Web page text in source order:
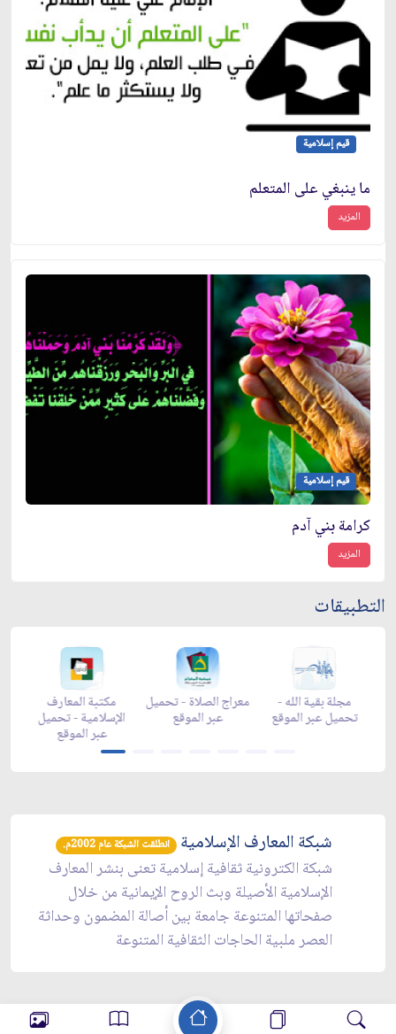
قيم إسلامية
ما ينبغي على المتعلم
المزيد
قيم إسلامية
كرامة بني آدم
المزيد
التطبيقات
مكتبة المعارف
الإسلامية -
عبر الموقع
معراج الصلاة - تحميل
عبر الموقع
مجلة بقية الله -
تحميل عبر الموقع
رمضان -
الموقع
شبكة المعارف الإسلامية انطلقت الشبكة عام 2002م.
شبكة الكترونية ثقافية إسلامية تعنى بنشر المعارف
الإسلامية الأصيلة وبث الروح الإيمانية من خلال
صفحاتها المتنوعة جامعة بين أصالة المضمون وحداثة
العصر ملبية الحاجات الثقافية المتنوعة